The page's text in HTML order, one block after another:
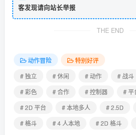
客发现请向站长举报
THE END
动作冒险
特别好评
# 独立
# 休闲 # 动作 # 战斗
# 彩色
# 合作 # 控制器 # 平
# 2D 平台
# 本地多人 # 2.5D
# 格斗
# 4 人本地 # 2D 格斗